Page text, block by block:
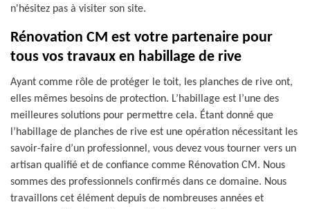
n'hésitez pas à visiter son site.
Rénovation CM est votre partenaire pour
tous vos travaux en habillage de rive
Ayant comme rôle de protéger le toit, les planches de rive ont,
elles mêmes besoins de protection. L’habillage est l’une des
meilleures solutions pour permettre cela. Étant donné que
l’habillage de planches de rive est une opération nécessitant les
savoir-faire d’un professionnel, vous devez vous tourner vers un
artisan qualifié et de confiance comme Rénovation CM. Nous
sommes des professionnels confirmés dans ce domaine. Nous
travaillons cet élément depuis de nombreuses années et